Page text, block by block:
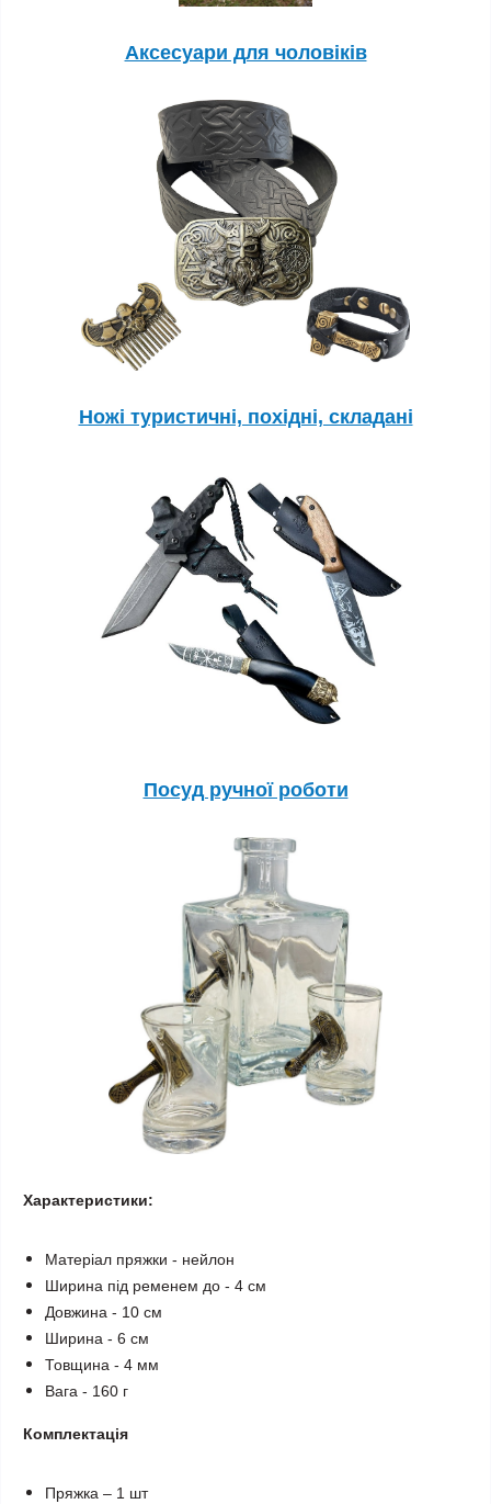
Аксесуари для чоловіків
Ножі туристичні, похідні, складані
Посуд ручної роботи
Характеристики:
Матеріал пряжки - нейлон
Ширина під ременем до - 4 см
Довжина - 10 см
Ширина - 6 см
Товщина - 4 мм
Вага - 160 г
Комплектація
Пряжка – 1 шт